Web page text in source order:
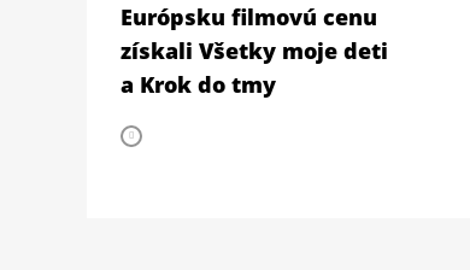
Európsku filmovú cenu
získali Všetky moje deti
a Krok do tmy